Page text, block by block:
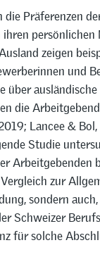
die Präferenzen
persönlichen
zeigen
und
über
die
Lancee &
Studie
Arbeitgebenden
zur
sondern
Schweizer
für solche